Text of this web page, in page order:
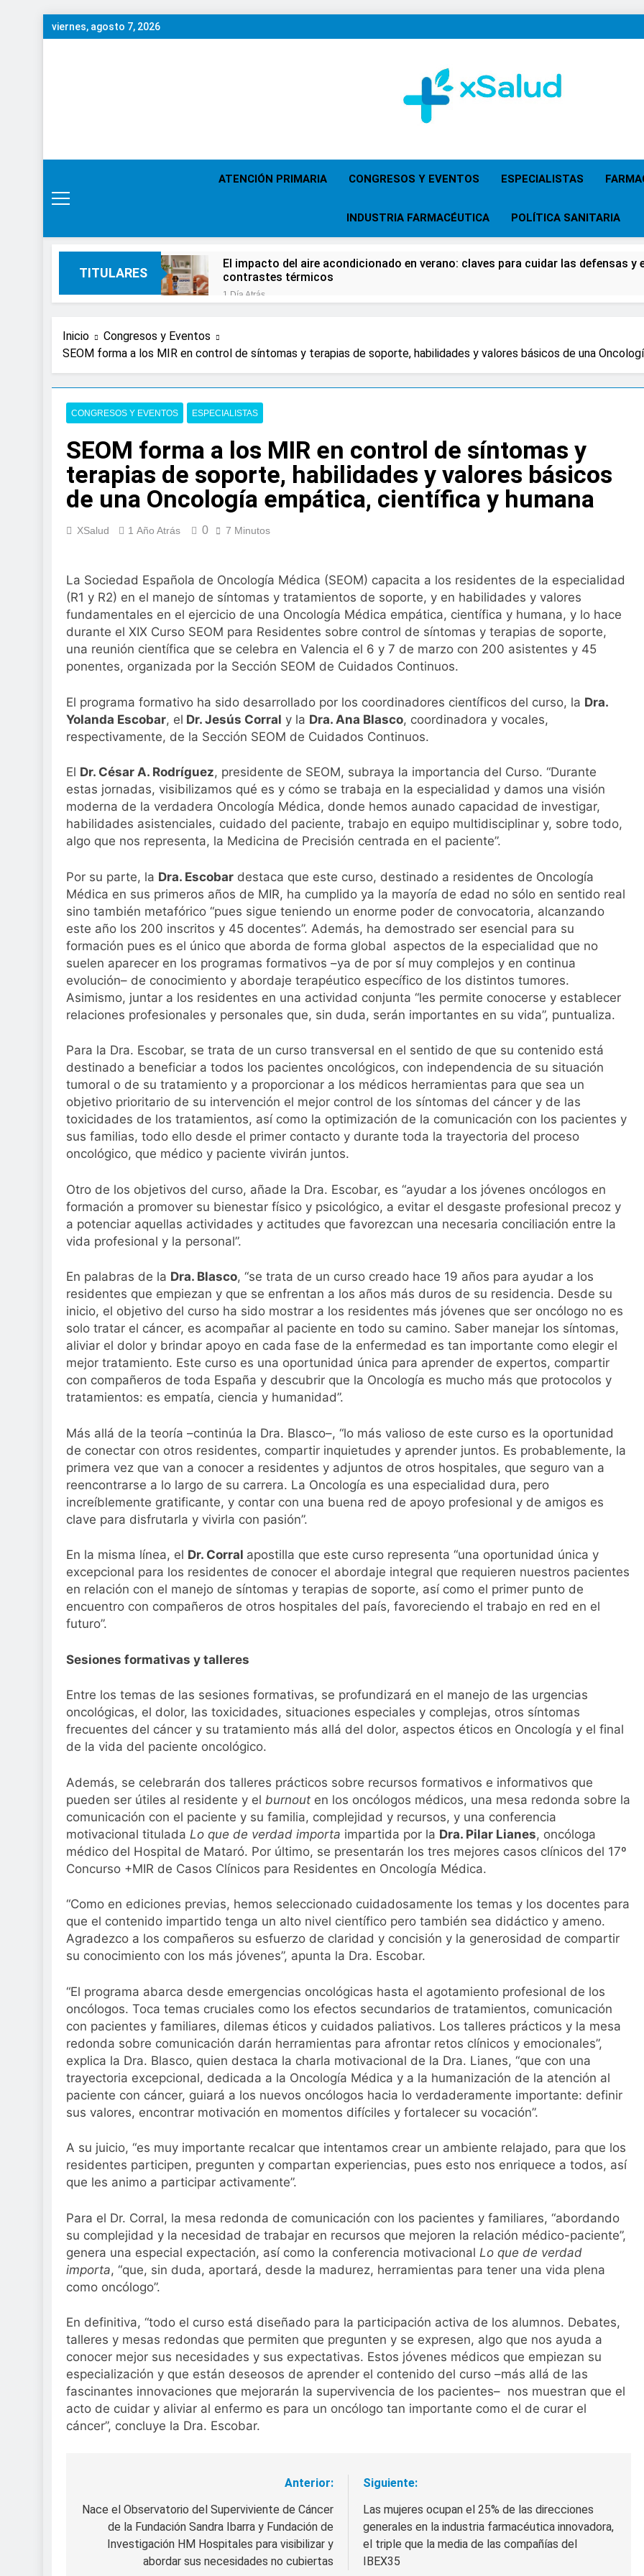
Saltar
al
viernes, agosto 7, 2026
XSalud
ATENCIÓN PRIMARIA CONGRESOS Y EVENTOS ESPECIALISTAS
INDUSTRIA FARMACÉUTICA POLÍTICA SANITARIA
TITULARES
El impacto del aire acondicionado en verano: claves para cuidar las defensas
contrastes térmicos
1 Día Atrás
Expertos de Miranza advierten de que mirar el eclipse solar sin protección
solo unos segundos
colorrectal
4 Días Atrás
ISDIN promueve la importancia de la fotoprotección entre los más pequeños
Minions
1 Semana Atrás
La fisioterapia pediátrica puede ayudar a aliviar el malestar asociado al
1 Semana Atrás
Aprobado el proyecto de ley del tabaco que amplía los espacios sin humo a
libre
El Gobierno aprueba el proyecto de ley del medicamento: más sostenibilidad,
para el SNS
2 Semanas Atrás
La fiebre del running llega al verano: por qué el magnesio es clave para el
2 Semanas Atrás
Sanidad publica el primer análisis nacional sobre la situación de las TCAE en
3 Semanas Atrás
Inicio
Congresos y Eventos
SEOM forma a los MIR en control de síntomas y terapias de soporte, habilidades y valores básicos de una
CONGRESOS Y EVENTOS ESPECIALISTAS
SEOM forma a los MIR en control de síntomas y
terapias de soporte, habilidades y valores básicos
de una Oncología empática, científica y humana
XSalud 1 Año Atrás 0 7 Minutos
La Sociedad Española de Oncología Médica (SEOM) capacita a los residentes de la especialidad
(R1 y R2) en el manejo de síntomas y tratamientos de soporte, y en habilidades y valores
fundamentales en el ejercicio de una Oncología Médica empática, científica y humana, y lo hace
durante el XIX Curso SEOM para Residentes sobre control de síntomas y terapias de soporte,
una reunión científica que se celebra en Valencia el 6 y 7 de marzo con 200 asistentes y 45
ponentes, organizada por la Sección SEOM de Cuidados Continuos.
El programa formativo ha sido desarrollado por los coordinadores científicos del curso, la Dra.
Yolanda Escobar, el Dr. Jesús Corral y la Dra. Ana Blasco, coordinadora y vocales,
respectivamente, de la Sección SEOM de Cuidados Continuos.
El Dr. César A. Rodríguez, presidente de SEOM, subraya la importancia del Curso. “Durante
estas jornadas, visibilizamos qué es y cómo se trabaja en la especialidad y damos una visión
moderna de la verdadera Oncología Médica, donde hemos aunado capacidad de investigar,
habilidades asistenciales, cuidado del paciente, trabajo en equipo multidisciplinar y, sobre todo,
algo que nos representa, la Medicina de Precisión centrada en el paciente”.
Por su parte, la Dra. Escobar destaca que este curso, destinado a residentes de Oncología
Médica en sus primeros años de MIR, ha cumplido ya la mayoría de edad no sólo en sentido real
sino también metafórico “pues sigue teniendo un enorme poder de convocatoria, alcanzando
este año los 200 inscritos y 45 docentes”. Además, ha demostrado ser esencial para su
formación pues es el único que aborda de forma global aspectos de la especialidad que no
suelen aparecer en los programas formativos –ya de por sí muy complejos y en continua
evolución– de conocimiento y abordaje terapéutico específico de los distintos tumores.
Asimismo, juntar a los residentes en una actividad conjunta “les permite conocerse y establecer
relaciones profesionales y personales que, sin duda, serán importantes en su vida”, puntualiza.
Para la Dra. Escobar, se trata de un curso transversal en el sentido de que su contenido está
destinado a beneficiar a todos los pacientes oncológicos, con independencia de su situación
tumoral o de su tratamiento y a proporcionar a los médicos herramientas para que sea un
objetivo prioritario de su intervención el mejor control de los síntomas del cáncer y de las
toxicidades de los tratamientos, así como la optimización de la comunicación con los pacientes y
sus familias, todo ello desde el primer contacto y durante toda la trayectoria del proceso
oncológico, que médico y paciente vivirán juntos.
Otro de los objetivos del curso, añade la Dra. Escobar, es “ayudar a los jóvenes oncólogos en
formación a promover su bienestar físico y psicológico, a evitar el desgaste profesional precoz y
a potenciar aquellas actividades y actitudes que favorezcan una necesaria conciliación entre la
vida profesional y la personal”.
En palabras de la Dra. Blasco, “se trata de un curso creado hace 19 años para ayudar a los
residentes que empiezan y que se enfrentan a los años más duros de su residencia. Desde su
inicio, el objetivo del curso ha sido mostrar a los residentes más jóvenes que ser oncólogo no es
solo tratar el cáncer, es acompañar al paciente en todo su camino. Saber manejar los síntomas,
aliviar el dolor y brindar apoyo en cada fase de la enfermedad es tan importante como elegir el
mejor tratamiento. Este curso es una oportunidad única para aprender de expertos, compartir
con compañeros de toda España y descubrir que la Oncología es mucho más que protocolos y
tratamientos: es empatía, ciencia y humanidad”.
Más allá de la teoría –continúa la Dra. Blasco–, “lo más valioso de este curso es la oportunidad
de conectar con otros residentes, compartir inquietudes y aprender juntos. Es probablemente, la
primera vez que van a conocer a residentes y adjuntos de otros hospitales, que seguro van a
reencontrarse a lo largo de su carrera. La Oncología es una especialidad dura, pero
increíblemente gratificante, y contar con una buena red de apoyo profesional y de amigos es
clave para disfrutarla y vivirla con pasión”.
En la misma línea, el Dr. Corral apostilla que este curso representa “una oportunidad única y
excepcional para los residentes de conocer el abordaje integral que requieren nuestros pacientes
en relación con el manejo de síntomas y terapias de soporte, así como el primer punto de
encuentro con compañeros de otros hospitales del país, favoreciendo el trabajo en red en el
futuro”.
Sesiones formativas y talleres
Entre los temas de las sesiones formativas, se profundizará en el manejo de las urgencias
oncológicas, el dolor, las toxicidades, situaciones especiales y complejas, otros síntomas
frecuentes del cáncer y su tratamiento más allá del dolor, aspectos éticos en Oncología y el final
de la vida del paciente oncológico.
Además, se celebrarán dos talleres prácticos sobre recursos formativos e informativos que
pueden ser útiles al residente y el burnout en los oncólogos médicos, una mesa redonda sobre la
comunicación con el paciente y su familia, complejidad y recursos, y una conferencia
motivacional titulada Lo que de verdad importa impartida por la Dra. Pilar Lianes, oncóloga
médico del Hospital de Mataró. Por último, se presentarán los tres mejores casos clínicos del 17º
Concurso +MIR de Casos Clínicos para Residentes en Oncología Médica.
“Como en ediciones previas, hemos seleccionado cuidadosamente los temas y los docentes para
que el contenido impartido tenga un alto nivel científico pero también sea didáctico y ameno.
Agradezco a los compañeros su esfuerzo de claridad y concisión y la generosidad de compartir
su conocimiento con los más jóvenes”, apunta la Dra. Escobar.
“El programa abarca desde emergencias oncológicas hasta el agotamiento profesional de los
oncólogos. Toca temas cruciales como los efectos secundarios de tratamientos, comunicación
con pacientes y familiares, dilemas éticos y cuidados paliativos. Los talleres prácticos y la mesa
redonda sobre comunicación darán herramientas para afrontar retos clínicos y emocionales”,
explica la Dra. Blasco, quien destaca la charla motivacional de la Dra. Lianes, “que con una
trayectoria excepcional, dedicada a la Oncología Médica y a la humanización de la atención al
paciente con cáncer, guiará a los nuevos oncólogos hacia lo verdaderamente importante: definir
sus valores, encontrar motivación en momentos difíciles y fortalecer su vocación”.
A su juicio, “es muy importante recalcar que intentamos crear un ambiente relajado, para que los
residentes participen, pregunten y compartan experiencias, pues esto nos enriquece a todos, así
que les animo a participar activamente”.
Para el Dr. Corral, la mesa redonda de comunicación con los pacientes y familiares, “abordando
su complejidad y la necesidad de trabajar en recursos que mejoren la relación médico-paciente”,
genera una especial expectación, así como la conferencia motivacional Lo que de verdad
importa, “que, sin duda, aportará, desde la madurez, herramientas para tener una vida plena
como oncólogo”.
En definitiva, “todo el curso está diseñado para la participación activa de los alumnos. Debates,
talleres y mesas redondas que permiten que pregunten y se expresen, algo que nos ayuda a
conocer mejor sus necesidades y sus expectativas. Estos jóvenes médicos que empiezan su
especialización y que están deseosos de aprender el contenido del curso –más allá de las
fascinantes innovaciones que mejorarán la supervivencia de los pacientes– nos muestran que el
acto de cuidar y aliviar al enfermo es para un oncólogo tan importante como el de curar el
cáncer”, concluye la Dra. Escobar.
de
entradas
Anterior:
Nace el Observatorio del Superviviente de Cáncer
de la Fundación Sandra Ibarra y Fundación de
Investigación HM Hospitales para visibilizar y
abordar sus necesidades no cubiertas
Siguiente:
Las mujeres ocupan el 25% de las direcciones
generales en la industria farmacéutica innovadora,
el triple que la media de las compañías del
IBEX35